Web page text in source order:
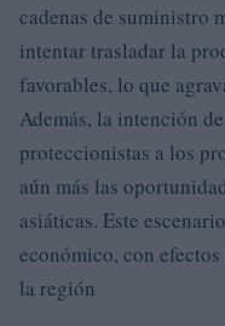
cadenas de suministro
intentar trasladar la
favorables, lo que
Además, la intención
proteccionistas a los
aún más las
asiáticas. Este
económico, con
la región